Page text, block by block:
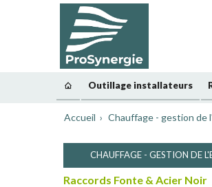
Outillage installateurs
Accueil Chauffage - gestion de
CHAUFFAGE - GESTION DE
Raccords Fonte & Acier Noir